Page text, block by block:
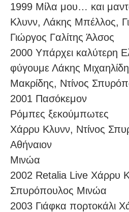
1999 Μίλα μου… και
Κλυνν, Λάκης Μπέλλος,
Γιώργος Γαλίτης Άλσος
2000 Υπάρχει καλύτερη
φύγουμε Λάκης
Mακρίδης, Nτίνος
2001 Πασόκεμον
Ρόμπες ξεκούμπωτες
Χάρρυ Κλυνν, Ντίνος
Αθήναιον
Μινώα
2002 Retalia Live Χάρρυ
Σπυρόπουλος Μινώα
2003 Γιάφκα πορτοκάλι